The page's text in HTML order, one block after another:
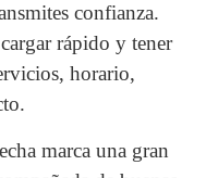
confianza.
rápido y tener
horario,
marca una gran